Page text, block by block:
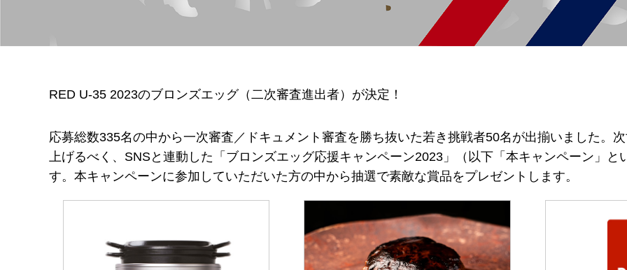
RED U-35 2023のブロンズエッグ（二次審査進出者）が決定！
応募総数335名の中から一次審査／ドキュメント審査を勝ち抜いた若き挑戦者50名が出揃いました。
上げるべく、SNSと連動した「ブロンズエッグ応援キャンペーン2023」（以下「本キャンペーン」と
す。本キャンペーンに参加していただいた方の中から抽選で素敵な賞品をプレゼントします。